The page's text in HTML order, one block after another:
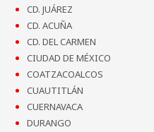
CD. JUÁREZ
CD. ACUÑA
CD. DEL CARMEN
CIUDAD DE MÉXICO
COATZACOALCOS
CUAUTITLÁN
CUERNAVACA
DURANGO